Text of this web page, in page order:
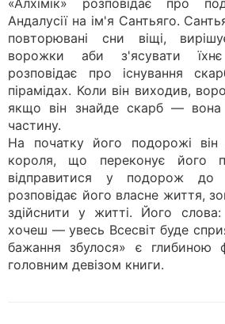
«Алхімік» розповідає про
Андалусії на ім'я Сантьяго.
повторювані сни віщі,
ворожки аби з'ясувати
розповідає про існування
пірамідах. Коли він виходив,
якщо він знайде скарб — вона
частину.
На початку його подорожі він
короля, що переконує його
відправитися у подорож
розповідає його власне життя,
здійснити у житті. Його
хочеш — увесь Всесвіт буде
бажання збулося» є глибиною
головним девізом книги.